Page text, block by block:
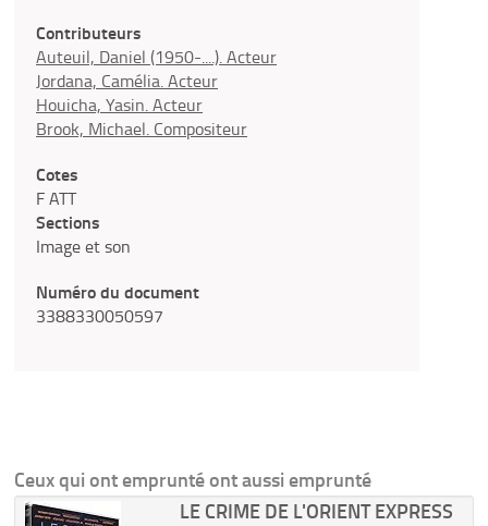
Contributeurs
Auteuil, Daniel (1950-....). Acteur
Jordana, Camélia. Acteur
Houicha, Yasin. Acteur
Brook, Michael. Compositeur
Cotes
F ATT
Sections
Image et son
Numéro du document
3388330050597
Ceux qui ont emprunté ont aussi emprunté
LE CRIME DE L'ORIENT EXPRESS